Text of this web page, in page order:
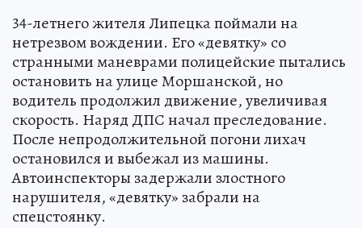
34-летнего жителя Липецка поймали на
нетрезвом вождении. Его «девятку» со
странными маневрами полицейские пытались
остановить на улице Моршанской, но
водитель продолжил движение, увеличивая
скорость. Наряд ДПС начал преследование.
После непродолжительной погони лихач
остановился и выбежал из машины.
Автоинспекторы задержали злостного
нарушителя, «девятку» забрали на
спецстоянку.